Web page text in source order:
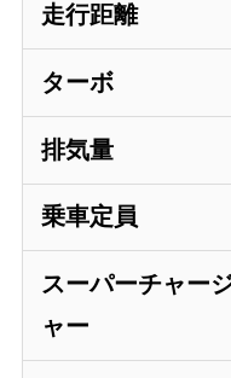
走行距離
ターボ
排気量
乗車定員
スーパーチャー
ャー